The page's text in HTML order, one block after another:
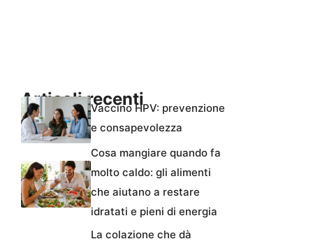
Articoli recentiVaccino HPV: prevenzione
e consapevolezza
Cosa mangiare quando fa
molto caldo: gli alimenti
che aiutano a restare
idratati e pieni di energia
La colazione che dà